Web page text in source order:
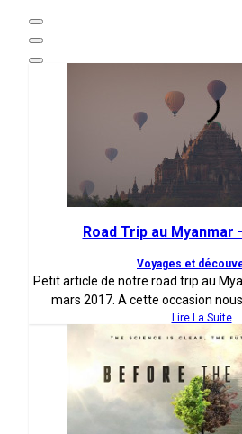
Road Trip au Myanmar
Voyages et
Petit article de notre road trip au
mars 2017. A cette occasion nous
Lire La Suite